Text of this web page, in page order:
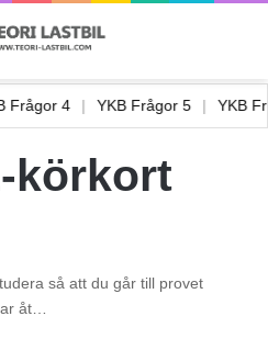
Frågor 4 YKB Frågor 5 YKB
körkort
så att du går till provet
åt…